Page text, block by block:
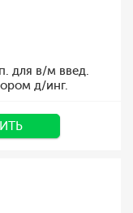
для в/м введ.
д/инг.